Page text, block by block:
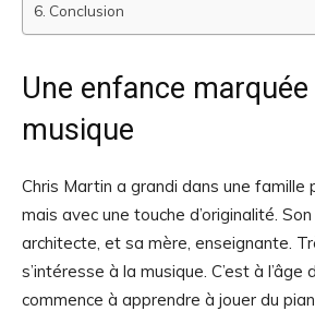
Conclusion
Une enfance
musique
Chris Martin a grandi dans une famille
mais avec une touche d’originalité.
architecte, et sa mère, enseignante.
s’intéresse à la musique. C’est à l’âge
commence à apprendre à jouer du